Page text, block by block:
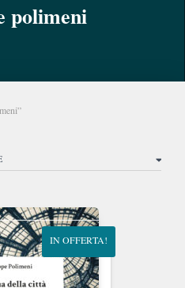
polimeni
IN OFFERTA!